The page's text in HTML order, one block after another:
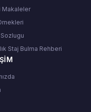
Makaleler
Staj Bulma Rehberi